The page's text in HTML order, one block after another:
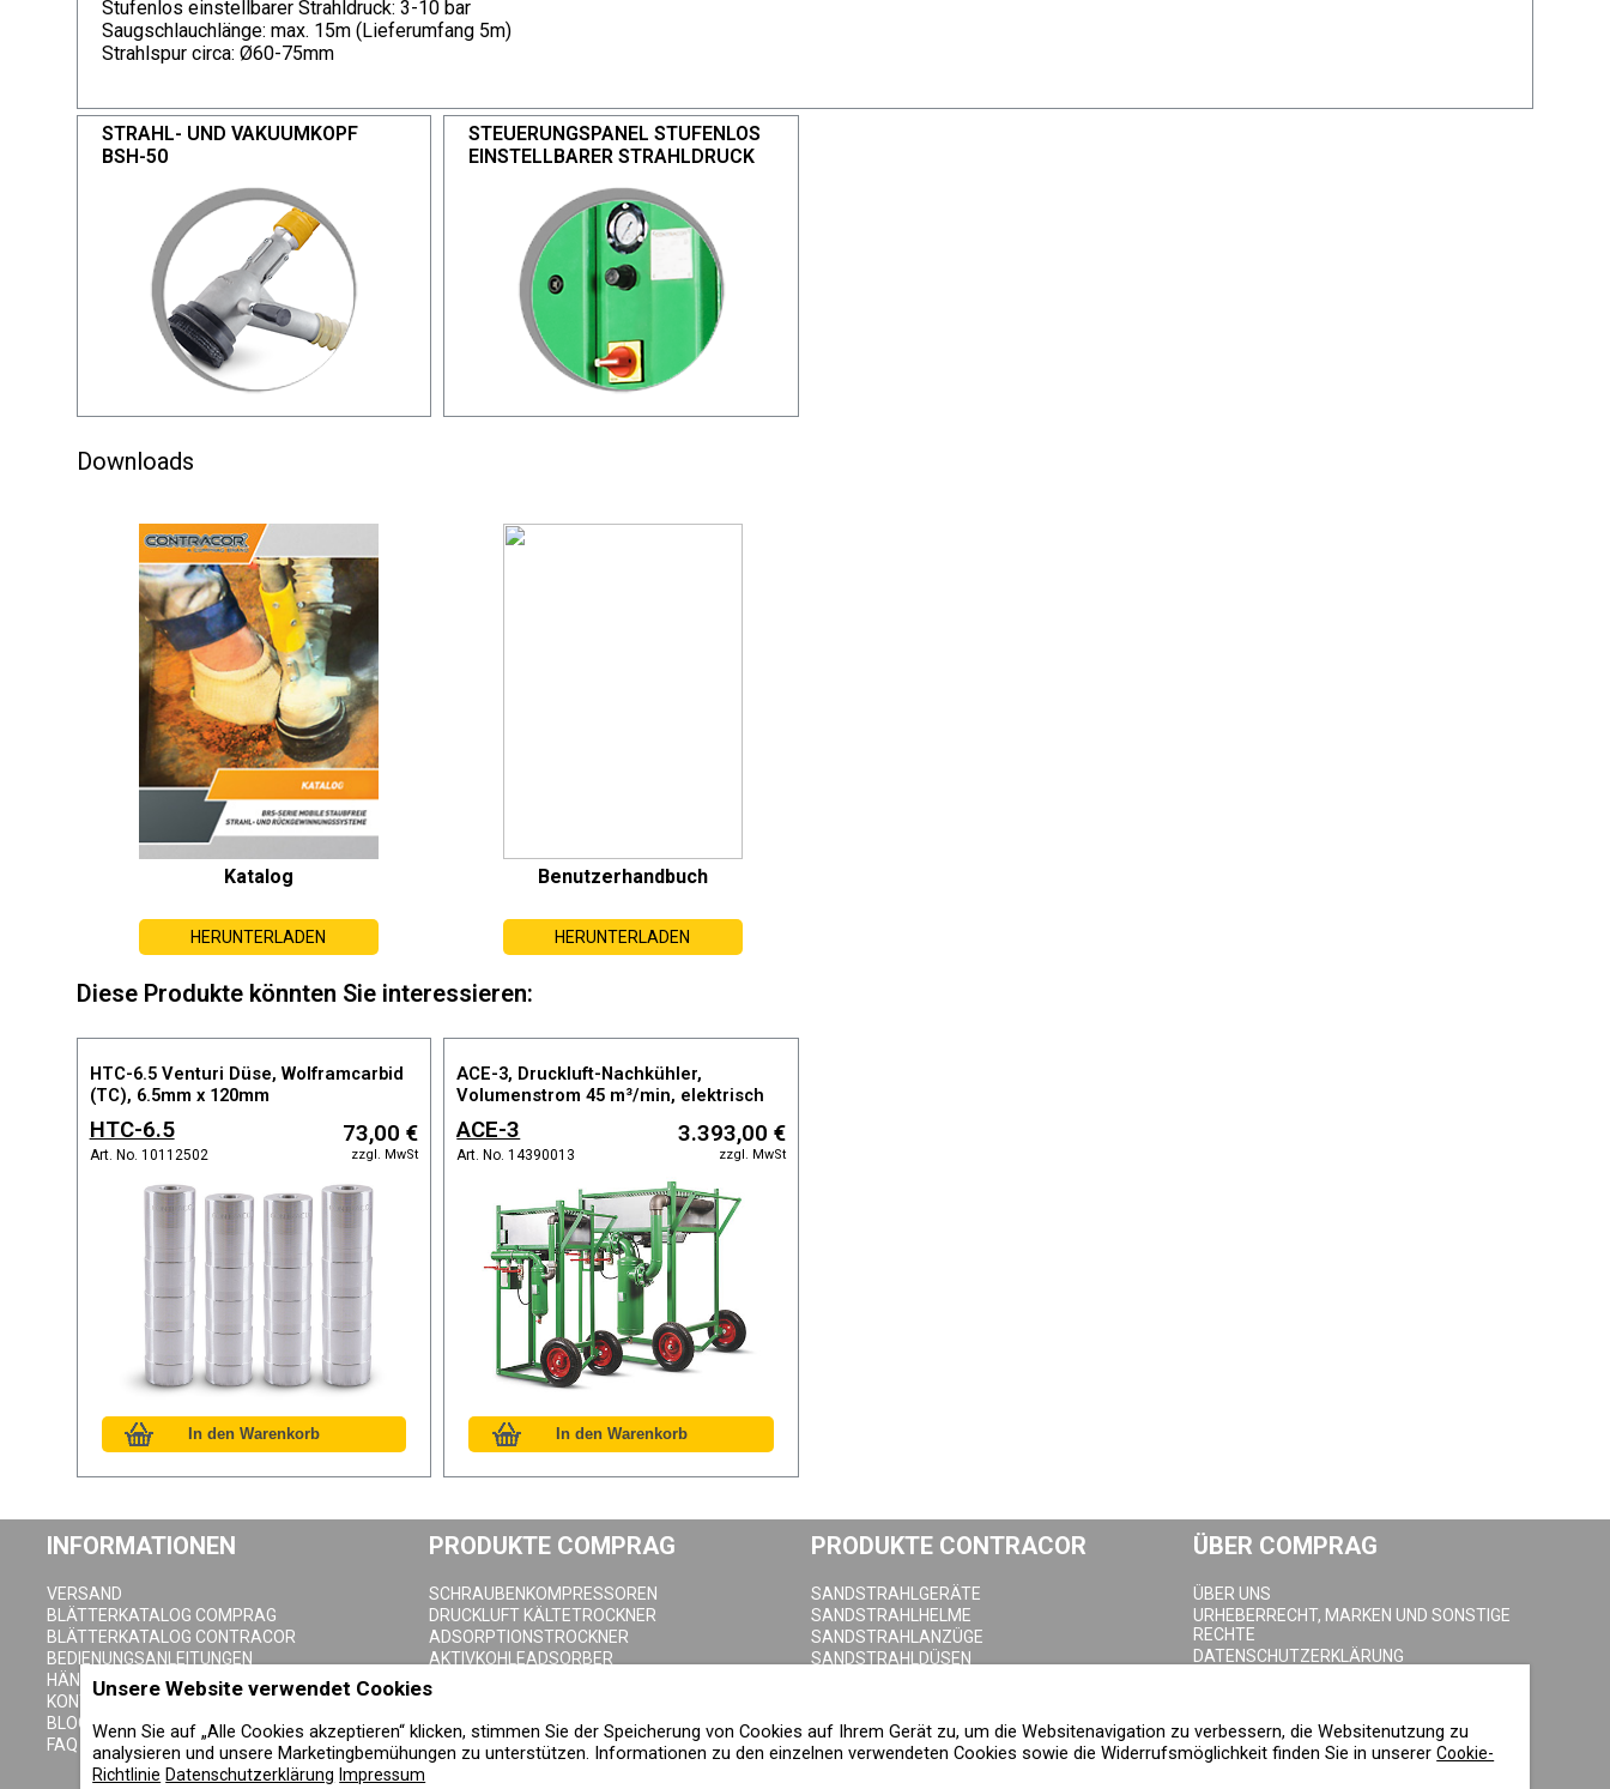
Stufenlos einstellbarer Strahldruck: 3-10 bar
Saugschlauchlänge: max. 15m (Lieferumfang 5m)
Strahlspur circa: Ø60-75mm
STRAHL- UND VAKUUMKOPF
BSH-50
STEUERUNGSPANEL STUFENLOS
EINSTELLBARER STRAHLDRUCK
Downloads
Katalog
HERUNTERLADEN
Benutzerhandbuch
HERUNTERLADEN
Diese Produkte könnten Sie interessieren:
HTC-6.5 Venturi Düse, Wolframcarbid
(TC), 6.5mm x 120mm
HTC-6.5
Art. No. 10112502
73,00 €
zzgl. MwSt
ACE-3, Druckluft-Nachkühler,
Volumenstrom 45 m³/min, elektrisch
betrieben
ACE-3
Art. No. 14390013
3.393,00 €
zzgl. MwSt
INFORMATIONEN
VERSAND
BLÄTTERKATALOG COMPRAG
BLÄTTERKATALOG CONTRACOR
BEDIENUNGSANLEITUNGEN
HÄNDLER SEITE
KONTAKTE
BLOG
FAQ
PRODUKTE COMPRAG
SCHRAUBENKOMPRESSOREN
DRUCKLUFT KÄLTETROCKNER
ADSORPTIONSTROCKNER
AKTIVKOHLEADSORBER
ZYKLONABSCHNEIDER
DRUCKLUFTBEHÄLTER
KONDENSAT-ABLASSVENTILE
PRODUKTE CONTRACOR
SANDSTRAHLGERÄTE
SANDSTRAHLHELME
SANDSTRAHLANZÜGE
SANDSTRAHLDÜSEN
SANDSTRAHLKABINEN
ÜBER COMPRAG
ÜBER UNS
URHEBERRECHT, MARKEN UND SONSTIGE
RECHTE
DATENSCHUTZERKLÄRUNG
Unsere Website verwendet Cookies
Wenn Sie auf „Alle Cookies akzeptieren“ klicken, stimmen Sie der Speicherung von Cookies auf Ihrem Gerät zu, um die Websitenavigation zu verbessern, die Websitenutzung zu
analysieren und unsere Marketingbemühungen zu unterstützen. Informationen zu den einzelnen verwendeten Cookies sowie die Widerrufsmöglichkeit finden Sie in unsererCookie-
Richtlinie Datenschutzerklärung Impressum